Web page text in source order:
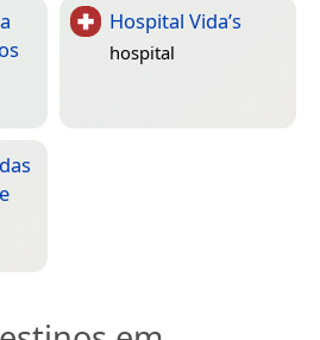
Hospital Vida’s
hospital